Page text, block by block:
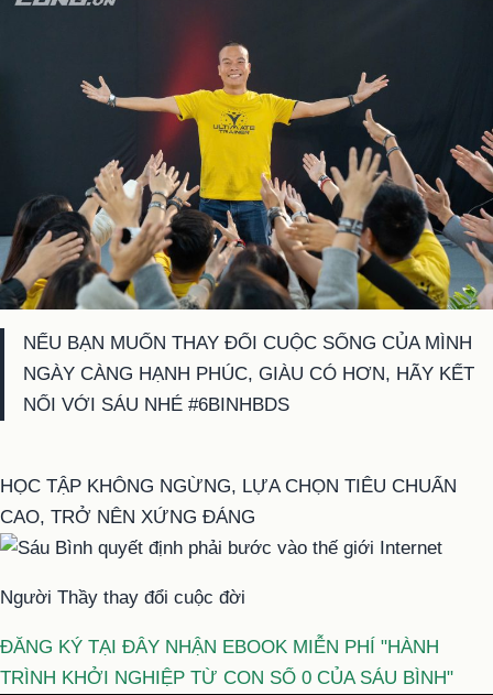
NẾU BẠN MUỐN THAY ĐỔI CUỘC SỐNG CỦA MÌNH
NGÀY CÀNG HẠNH PHÚC, GIÀU CÓ HƠN, HÃY KẾT
NỐI VỚI SÁU NHÉ #6BINHBDS
HỌC TẬP KHÔNG NGỪNG, LỰA CHỌN TIÊU CHUẨN
CAO, TRỞ NÊN XỨNG ĐÁNG
Người Thầy thay đổi cuộc đời
ĐĂNG KÝ TẠI ĐÂY NHẬN EBOOK MIỄN PHÍ "HÀNH
TRÌNH KHỞI NGHIỆP TỪ CON SỐ 0 CỦA SÁU BÌNH"